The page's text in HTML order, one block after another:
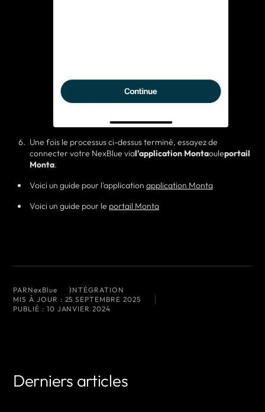
Une fois le processus ci-dessus terminé, essayez de
connecter votre NexBlue vial'application Montaouleportail
Monta.
Voici un guide pour l'application application Monta
Voici un guide pour le portail Monta
PAR NexBlue
INTÉGRATION
MIS À JOUR : 25 SEPTEMBRE 2025
PUBLIÉ : 10 JANVIER 2024
Derniers articles